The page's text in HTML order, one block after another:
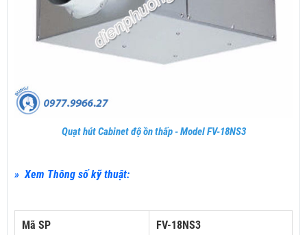
Quạt hút Cabinet độ ồn thấp - Model FV-18NS3
» Xem Thông số kỹ thuật:
Mã SP FV-18NS3